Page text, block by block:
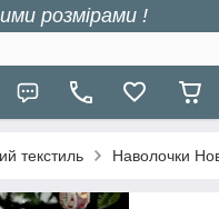
розмірами !
текстиль Наволочки